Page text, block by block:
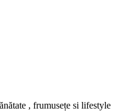
, frumusețe si lifestyle